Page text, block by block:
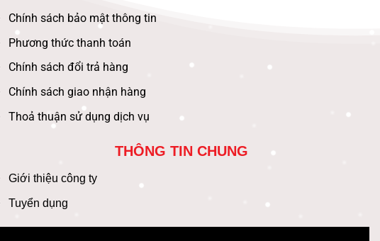
Chính sách bảo mật thông tin
Phương thức thanh toán
Chính sách đổi trả hàng
Chính sách giao nhận hàng
Thoả thuận sử dụng dịch vụ
THÔNG TIN CHUNG
Giới thiệu công ty
Tuyển dụng